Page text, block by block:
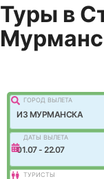
Туры в
ГОРОД ВЫЛEТА
ИЗ МУРМАНСКА
ДАТЫ ВЫЛЕТА
01.07 - 22.07
ТУРИСТЫ